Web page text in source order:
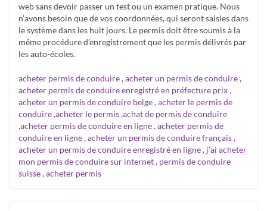
web sans devoir passer un test ou un examen pratique. Nous
n’avons besoin que de vos coordonnées, qui seront saisies dans
le système dans les huit jours. Le permis doit être soumis à la
même procédure d’enregistrement que les permis délivrés par
les auto-écoles.
acheter permis de conduire , acheter un permis de conduire ,
acheter permis de conduire enregistré en préfecture prix ,
acheter un permis de conduire belge , acheter le permis de
conduire ,acheter le permis ,achat de permis de conduire
,acheter permis de conduire en ligne , acheter permis de
conduire en ligne , acheter un permis de conduire français ,
acheter un permis de conduire enregistré en ligne , j’ai acheter
mon permis de conduire sur internet , permis de conduire
suisse , acheter permis